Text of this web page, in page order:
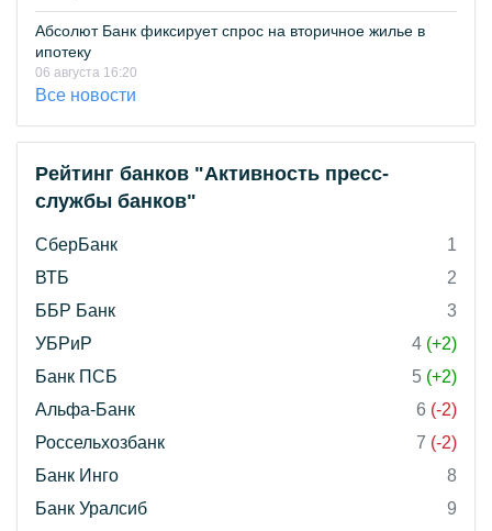
Абсолют Банк фиксирует спрос на вторичное жилье в
ипотеку
06 августа 16:20
Все новости
Рейтинг банков "Активность пресс-
службы банков"
СберБанк
1
ВТБ
2
ББР Банк
3
УБРиР
4 (+2)
Банк ПСБ
5 (+2)
Альфа-Банк
6 (-2)
Россельхозбанк
7 (-2)
Банк Инго
8
Банк Уралсиб
9